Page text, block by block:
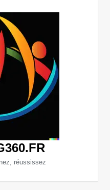
réussissez